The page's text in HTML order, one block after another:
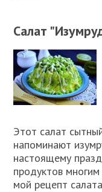
Салат
Этот салат
напоминают
настоящему
продуктов
мой рецепт